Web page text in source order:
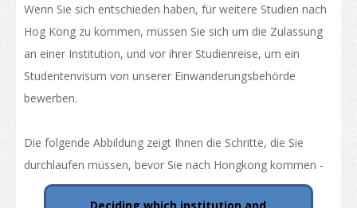
Universitäten und höhere Bildung
Liste der Studiengänge
Berufliche und fachliche Aus- und Weiterbildung
Die Richtlinie der "Entwicklung von Hongkongs Status als
international Bildungszentrum"
Kalender für Instutionen in Hongkong
Wenn Sie sich entschieden haben, für weitere Studien nach
Hog Kong zu kommen, müssen Sie sich um die Zulassung
an einer Institution, und vor ihrer Studienreise, um ein
Studentenvisum von unserer Einwanderungsbehörde
bewerben.
Die folgende Abbildung zeigt Ihnen die Schritte, die Sie
durchlaufen müssen, bevor Sie nach Hongkong kommen -